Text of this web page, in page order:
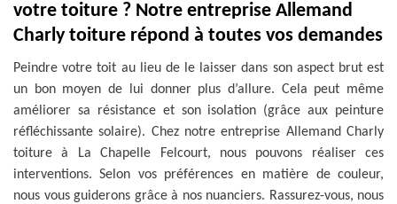
votre toiture ? Notre entreprise Allemand
Charly toiture répond à toutes vos demandes
Peindre votre toit au lieu de le laisser dans son aspect brut est
un bon moyen de lui donner plus d’allure. Cela peut même
améliorer sa résistance et son isolation (grâce aux peinture
réfléchissante solaire). Chez notre entreprise Allemand Charly
toiture à La Chapelle Felcourt, nous pouvons réaliser ces
interventions. Selon vos préférences en matière de couleur,
nous vous guiderons grâce à nos nuanciers. Rassurez-vous, nous